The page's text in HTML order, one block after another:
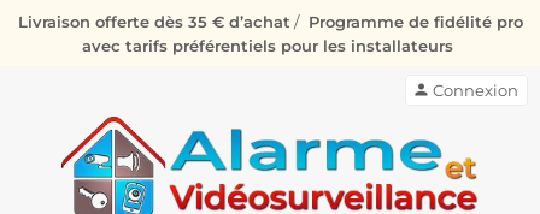
Livraison offerte dès 35 € d’achat / Programme de fidélité pro
avec tarifs préférentiels pour les installateurs
person Connexion